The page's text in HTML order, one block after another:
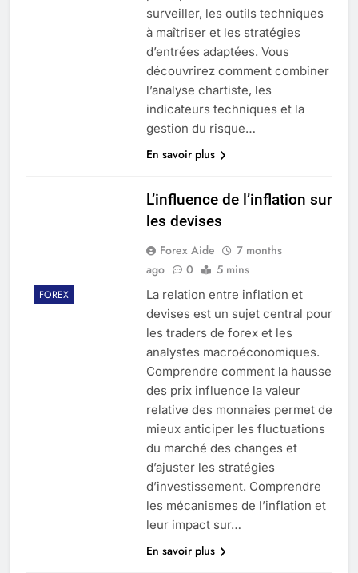
surveiller, les outils techniques
à maîtriser et les stratégies
d’entrées adaptées. Vous
découvrirez comment combiner
l’analyse chartiste, les
indicateurs techniques et la
gestion du risque…
En savoir plus
FOREX
L’influence de l’inflation sur
les devises
Forex Aide
7 months
ago
0 5 mins
La relation entre inflation et
devises est un sujet central pour
les traders de forex et les
analystes macroéconomiques.
Comprendre comment la hausse
des prix influence la valeur
relative des monnaies permet de
mieux anticiper les fluctuations
du marché des changes et
d’ajuster les stratégies
d’investissement. Comprendre
les mécanismes de l’inflation et
leur impact sur…
En savoir plus